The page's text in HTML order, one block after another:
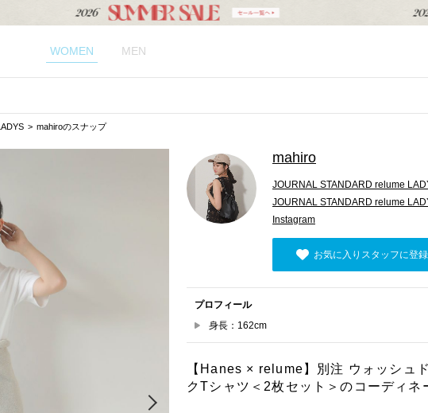
WOMEN MEN
mahiroのスナップ
Next
mahiro
JOURNAL STANDARD relume
JOURNAL STANDARD relume
Instagram
お気に入りスタッフに登録
プロフィール
身長：162cm
【Hanes × relume】別注 ウォッシュ
クTシャツ＜2枚セット＞のコーディネ